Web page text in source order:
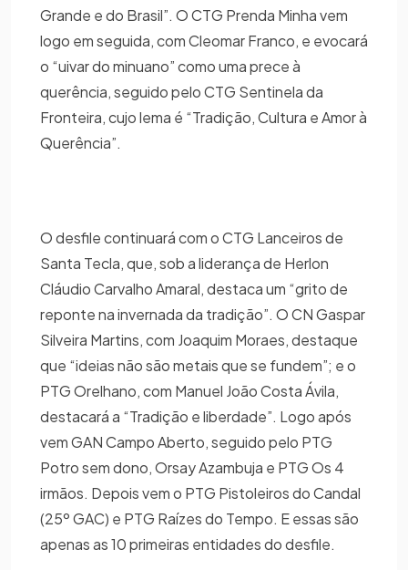
Grande e do Brasil”. O CTG Prenda Minha vem
logo em seguida, com Cleomar Franco, e evocará
o “uivar do minuano” como uma prece à
querência, seguido pelo CTG Sentinela da
Fronteira, cujo lema é “Tradição, Cultura e Amor à
Querência”.
O desfile continuará com o CTG Lanceiros de
Santa Tecla, que, sob a liderança de Herlon
Cláudio Carvalho Amaral, destaca um “grito de
reponte na invernada da tradição”. O CN Gaspar
Silveira Martins, com Joaquim Moraes, destaque
que “ideias não são metais que se fundem”; e o
PTG Orelhano, com Manuel João Costa Ávila,
destacará a “Tradição e liberdade”. Logo após
vem GAN Campo Aberto, seguido pelo PTG
Potro sem dono, Orsay Azambuja e PTG Os 4
irmãos. Depois vem o PTG Pistoleiros do Candal
(25º GAC) e PTG Raízes do Tempo. E essas são
apenas as 10 primeiras entidades do desfile.